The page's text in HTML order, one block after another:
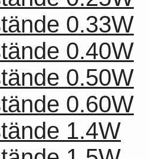
0.33W
0.40W
0.50W
0.60W
1.4W